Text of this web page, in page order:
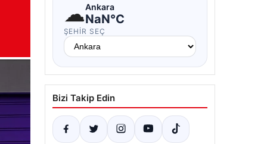
☁Ankara
NaN°C
ŞEHIR SEÇ
Bizi Takip Edin